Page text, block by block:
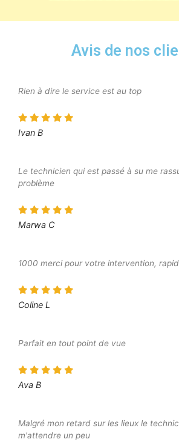
Avis de nos
Rien à dire le service est au top
Ivan B
Le technicien qui est passé à su me
problème
Marwa C
1000 merci pour votre intervention,
Coline L
Parfait en tout point de vue
Ava B
Malgré mon retard sur les lieux le
m'attendre un peu